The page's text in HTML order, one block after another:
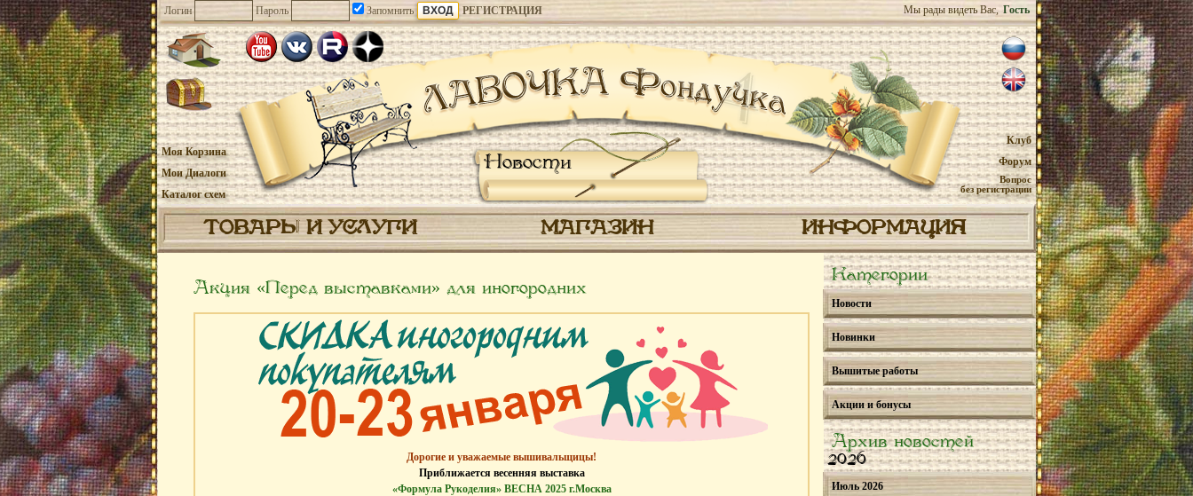
Логин Пароль Запомнить РЕГИСТРАЦИЯ Мы рады видеть Вас, Гость
Новости
Моя Корзина
Мои Диалоги
Каталог схем
Клуб
Форум
Вопрос
без регистрации
ТОВАРЫ И УСЛУГИ МАГАЗИН ИНФОРМАЦИЯ
Акция «Перед выставками» для иногородних
Дорогие и уважаемые вышивальщицы!
Приближается весенняя выставка
«Формула Рукоделия» ВЕСНА 2025 г.Москва
Категории
Новости
Новинки
Вышитые работы
Акции и бонусы
Архив новостей
2026
Июль 2026